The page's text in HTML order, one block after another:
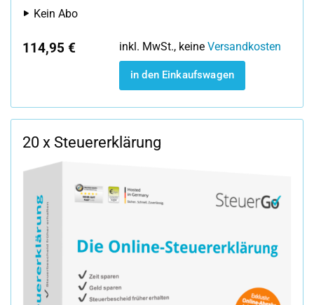
Kein Abo
114,95 € inkl. MwSt., keine Versandkosten
in den Einkaufswagen
20 x Steuererklärung